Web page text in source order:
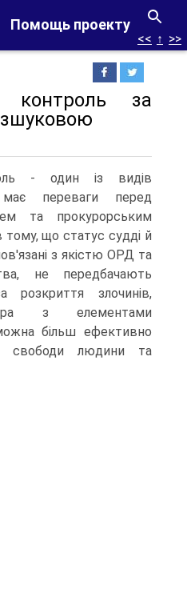
Помощь проекту
<< ↑ >>
контроль за
- один із видів
переваги перед
та прокурорським
тому, що статус судді й
з якістю ОРД та
не передбачають
розкриття злочинів,
з елементами
більш ефективно
свободи людини та